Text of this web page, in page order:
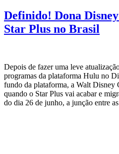
Definido! Dona
Star Plus no Brasil
Depois de fazer uma leve
programas da plataforma Hulu no
fundo da plataforma, a Walt Disney
quando o Star Plus vai acabar e
do dia 26 de junho, a junção entre